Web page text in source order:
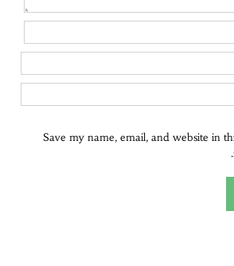
Save my name, email, and website in